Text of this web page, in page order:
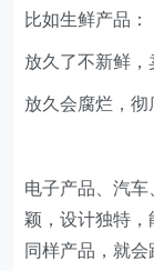
比如生鲜产品：
放久了不新鲜，
放久会腐烂，彻
电子产品、汽
颖，设计独特，
同样产品，就